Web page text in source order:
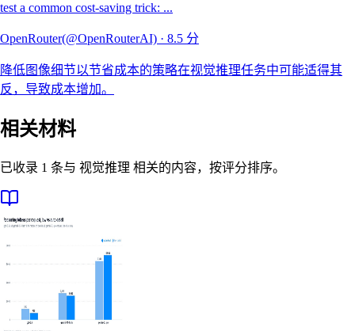
test a common cost-saving trick: ...
OpenRouter(@OpenRouterAI) · 8.5 分
降低图像细节以节省成本的策略在视觉推理任务中可能适得其
反，导致成本增加。
相关材料
已收录 1 条与 视觉推理 相关的内容，按评分排序。